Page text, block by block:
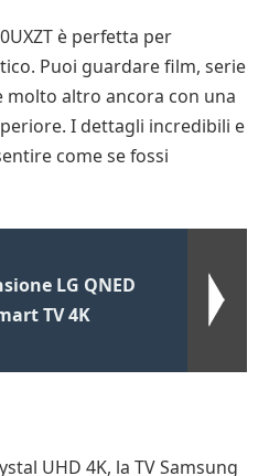
è perfetta per
Puoi guardare film, serie
molto altro ancora con una
I dettagli incredibili e
come se fossi
LG QNED
TV 4K
UHD 4K, la TV Samsung